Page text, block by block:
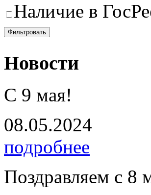
Наличие в
Фильтровать
Новости
С 9 мая!
08.05.2024
подробнее
Поздравляем с 8